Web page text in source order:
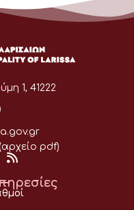
1, 41222
pdf)